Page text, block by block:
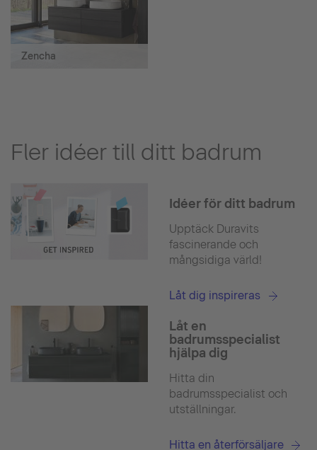
Zencha
Fler idéer till ditt badrum
Idéer för ditt badrum
Upptäck Duravits
fascinerande och
mångsidiga värld!
Låt dig inspireras
Låt en
badrumsspecialist
hjälpa dig
Hitta din
badrumsspecialist och
utställningar.
Hitta en återförsäljare